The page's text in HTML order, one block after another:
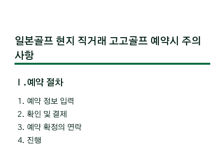
일본골프 현지 직거래 고고골프 예약시 주의
사항
Ⅰ.예약 절차
예약 정보 입력
확인 및 결제
예약 확정의 연락
진행